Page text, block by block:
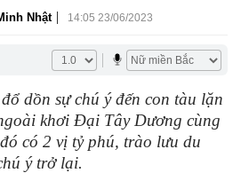
Nhật | 14:05 23/06/2023
dồn sự chú ý đến con tàu lặn
khơi Đại Tây Dương cùng
có 2 vị tỷ phú, trào lưu du
ý trở lại.